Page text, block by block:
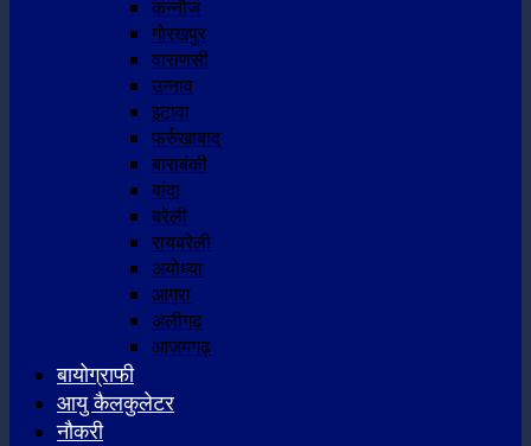
कन्नौज
गोरखपुर
वाराणसी
उन्नाव
इटावा
फर्रुखाबाद
बाराबंकी
बांदा
बरेली
रायबरेली
अयोध्या
आगरा
अलीगढ़
आजमगढ़
बायोग्राफी
आयु कैलकुलेटर
नौकरी